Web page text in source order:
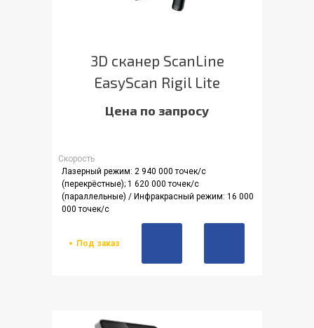
3D сканер ScanLine
EasyScan Rigil Lite
Цена по запросу
Скорость
Лазерный режим: 2 940 000 точек/с
(перекрёстные); 1 620 000 точек/с
(параллельные) / Инфракрасный режим: 16 000
000 точек/с
Под заказ